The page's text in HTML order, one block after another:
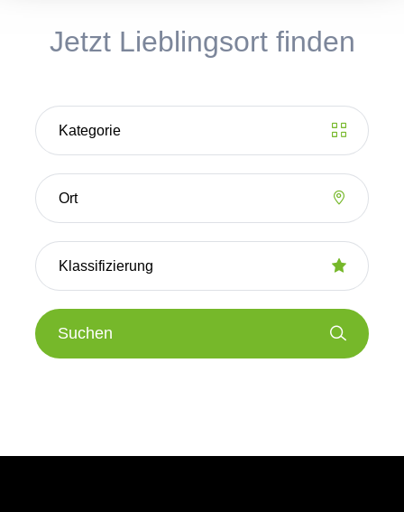
Jetzt Lieblingsort finden
Suchen